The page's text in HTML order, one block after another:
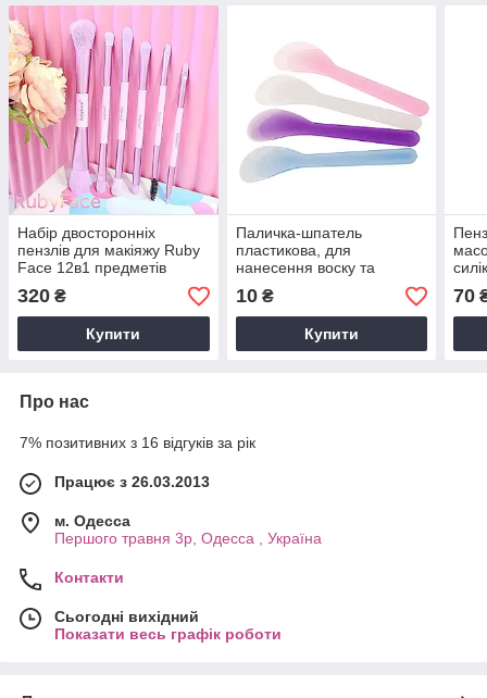
Набір двосторонніх
пензлів для макіяжу Ruby
Face 12в1 предметів
320 ₴
Купити
Паличка-шпатель
пластикова, для
нанесення воску та
косметичних масок
10₴
Купити
70
Про нас
7% позитивних з 16 відгуків за рік
Працює з 26.03.2013
м. Одесса
Першого травня 3р, Одесса , Україна
Контакти
Сьогодні вихідний
Показати весь графік роботи